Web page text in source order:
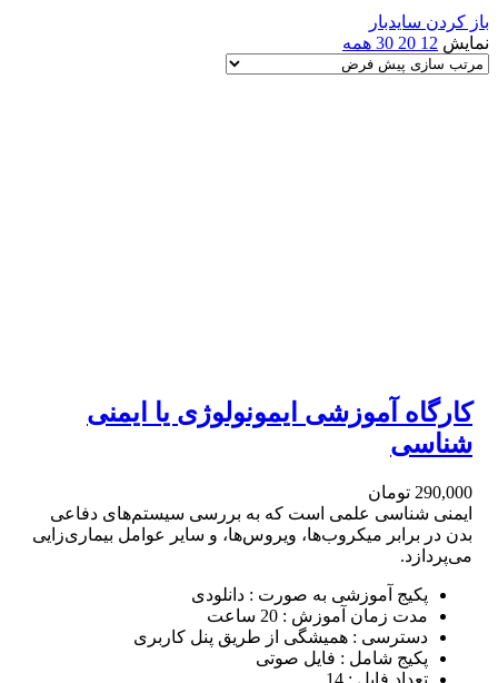
باز کردن سایدبار
نمایش 12
20
30 همه
کارگاه آموزشی ایمونولوژی یا ایمنی
شناسی
290,000 تومان
ایمنی شناسی علمی است که به بررسی سیستم‌های دفاعی
بدن در برابر میکروب‌ها، ویروس‌ها، و سایر عوامل بیماری‌زایی
می‌پردازد.
پکیج آموزشی به صورت : دانلودی
مدت زمان آموزش : 20 ساعت
دسترسی : همیشگی از طریق پنل کاربری
پکیج شامل : فایل صوتی
تعداد فایل : 14